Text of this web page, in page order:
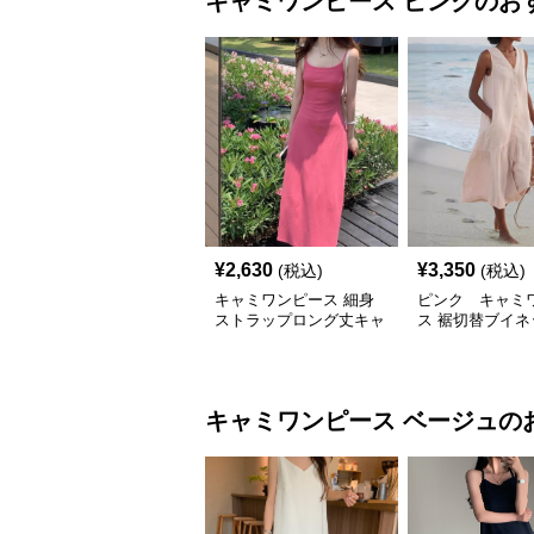
¥2,630 (税込)
キャミワンピース 細身
ストラップロング丈キャ
¥3,350 (税込)
ピンク キャミ
ス 裾切替ブイ
キャミワンピース ベージュの